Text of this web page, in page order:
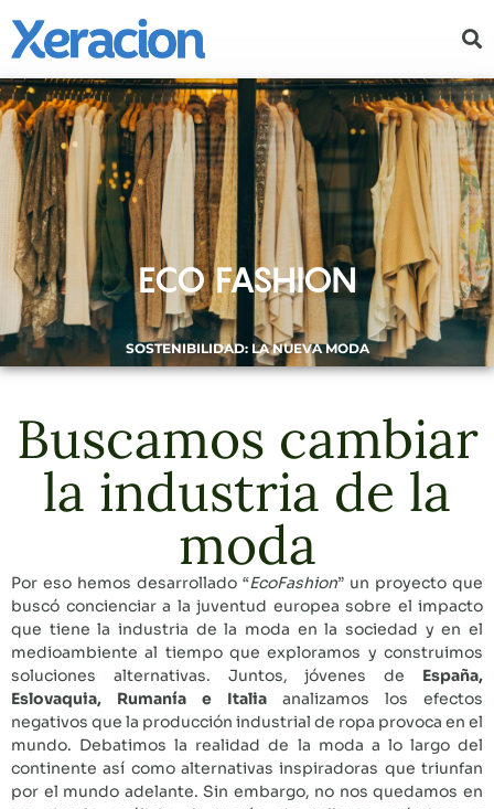
ECO FASHION
SOSTENIBILIDAD: LA NUEVA MODA
Buscamos cambiar
la industria de la
moda
Por eso hemos desarrollado “EcoFashion” un proyecto que
buscó concienciar a la juventud europea sobre el impacto
que tiene la industria de la moda en la sociedad y en el
medioambiente al tiempo que exploramos y construimos
soluciones alternativas. Juntos, jóvenes de España,
Eslovaquia, Rumanía e Italia analizamos los efectos
negativos que la producción industrial de ropa provoca en el
mundo. Debatimos la realidad de la moda a lo largo del
continente así como alternativas inspiradoras que triunfan
por el mundo adelante. Sin embargo, no nos quedamos en